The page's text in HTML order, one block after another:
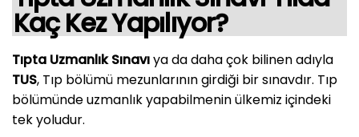
Kaç Kez Yapılıyor?
Tıpta Uzmanlık Sınavıya da daha çok bilinen adıyla
TUS, Tıp bölümü mezunlarının girdiği bir sınavdır. Tıp
bölümünde uzmanlık yapabilmenin ülkemiz içindeki
tek yoludur.